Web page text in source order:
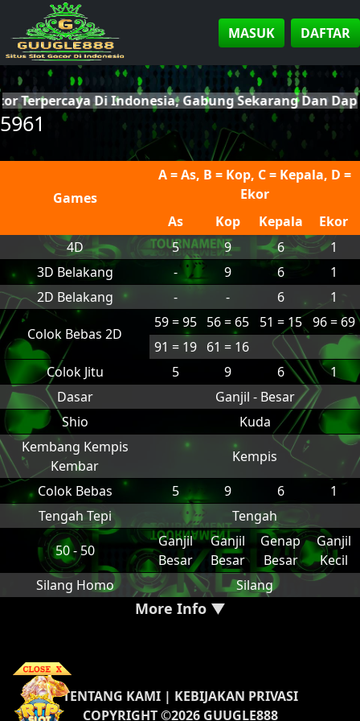
MASUK DAFTAR
Di Indonesia, Gabung Sekarang Dan
5961
Games
A = As, B = Kop, C = Kepala, D =
Ekor
As
Kop Kepala
Ekor
4D
5 9 6
1
3D Belakang
- 9 6
1
2D Belakang
- - 6 1
Colok Bebas 2D
59 = 95 56 = 65 51 = 15
96 = 69
91 = 19 61 = 16
Colok Jitu
5 9 6
1
Dasar
Ganjil - Besar
Shio
Kuda
Kembang Kempis
Kembar
Kempis
Colok Bebas
5 9 6
1
Tengah Tepi
Tengah
50 - 50
Ganjil
Besar
Ganjil
Besar
Genap
Besar
Ganjil
Kecil
Silang Homo
Silang
More Info ▼
TENTANG KAMI| KEBIJAKAN PRIVASI
COPYRIGHT ©2026 GUUGLE888